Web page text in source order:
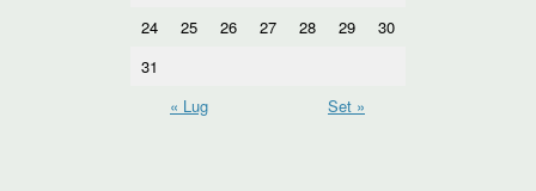
24
25 26 27 28 29
30
31
« Lug
Set »